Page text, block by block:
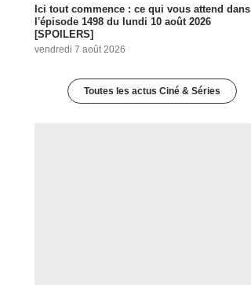
Ici tout commence : ce qui vous attend dans
l'épisode 1498 du lundi 10 août 2026
[SPOILERS]
vendredi 7 août 2026
Toutes les actus Ciné & Séries